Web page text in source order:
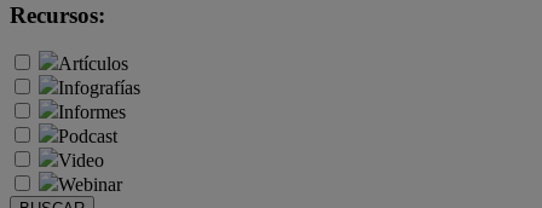
Recursos:
Artículos
Infografías
Informes
Podcast
Video
Webinar